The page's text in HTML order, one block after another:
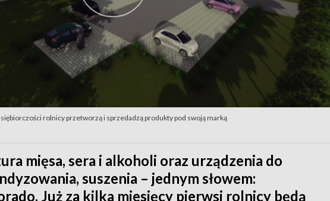
rolnicy przetworzą i sprzedadzą produkty pod swoją marką
mięsa, sera i alkoholi oraz urządzenia do
suszenia – jednym słowem:
Już za kilka miesięcy pierwsi rolnicy będą